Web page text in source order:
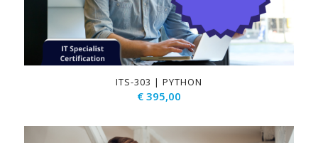
ITS-303 | PYTHON
€395,00